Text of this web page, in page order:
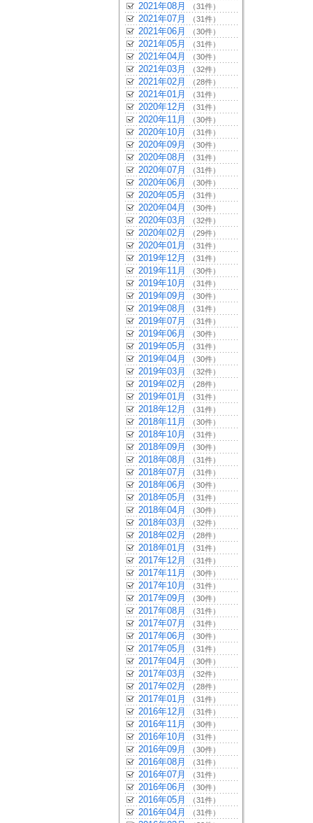
2021年08月 （31件）
2021年07月 （31件）
2021年06月 （30件）
2021年05月 （31件）
2021年04月 （30件）
2021年03月 （32件）
2021年02月 （28件）
2021年01月 （31件）
2020年12月 （31件）
2020年11月 （30件）
2020年10月 （31件）
2020年09月 （30件）
2020年08月 （31件）
2020年07月 （31件）
2020年06月 （30件）
2020年05月 （31件）
2020年04月 （30件）
2020年03月 （32件）
2020年02月 （29件）
2020年01月 （31件）
2019年12月 （31件）
2019年11月 （30件）
2019年10月 （31件）
2019年09月 （30件）
2019年08月 （31件）
2019年07月 （31件）
2019年06月 （30件）
2019年05月 （31件）
2019年04月 （30件）
2019年03月 （32件）
2019年02月 （28件）
2019年01月 （31件）
2018年12月 （31件）
2018年11月 （30件）
2018年10月 （31件）
2018年09月 （30件）
2018年08月 （31件）
2018年07月 （31件）
2018年06月 （30件）
2018年05月 （31件）
2018年04月 （30件）
2018年03月 （32件）
2018年02月 （28件）
2018年01月 （31件）
2017年12月 （31件）
2017年11月 （30件）
2017年10月 （31件）
2017年09月 （30件）
2017年08月 （31件）
2017年07月 （31件）
2017年06月 （30件）
2017年05月 （31件）
2017年04月 （30件）
2017年03月 （32件）
2017年02月 （28件）
2017年01月 （31件）
2016年12月 （31件）
2016年11月 （30件）
2016年10月 （31件）
2016年09月 （30件）
2016年08月 （31件）
2016年07月 （31件）
2016年06月 （30件）
2016年05月 （31件）
2016年04月 （31件）